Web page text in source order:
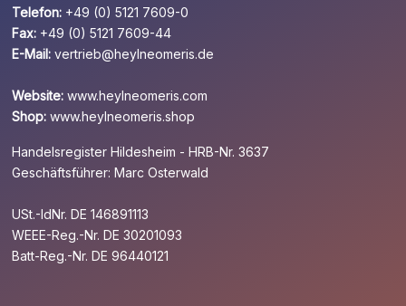
Telefon: +49 (0) 5121 7609-0
Fax: +49 (0) 5121 7609-44
E-Mail: vertrieb@heylneomeris.de
Website: www.heylneomeris.com
Shop: www.heylneomeris.shop
Handelsregister Hildesheim - HRB-Nr. 3637
Geschäftsführer: Marc Osterwald
USt.-IdNr. DE 146891113
WEEE-Reg.-Nr. DE 30201093
Batt-Reg.-Nr. DE 96440121